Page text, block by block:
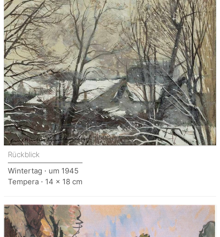
Rückblick
Wintertag ⋅ um 1945
Tempera ⋅ 14 x 18 cm